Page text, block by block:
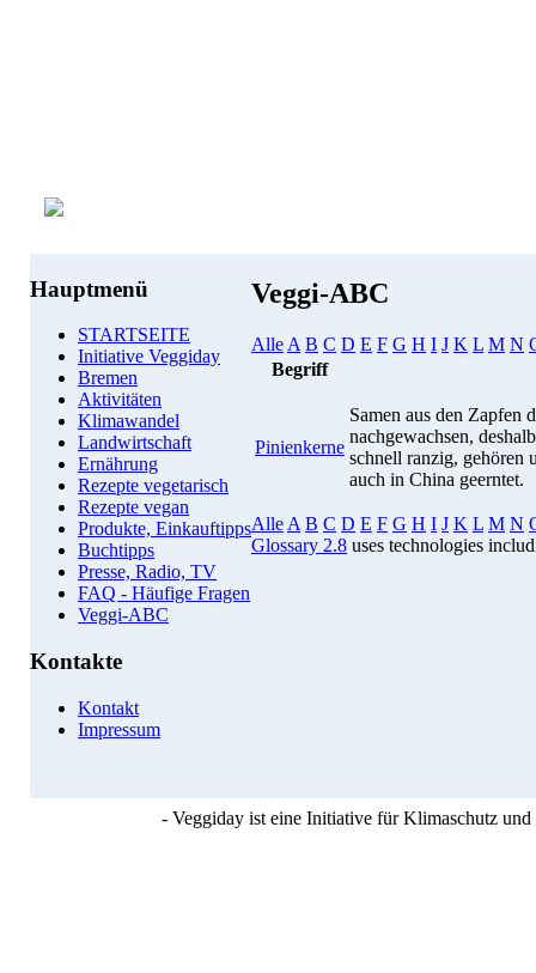
Hauptmenü
STARTSEITE
Initiative Veggiday
Bremen
Aktivitäten
Klimawandel
Landwirtschaft
Ernährung
Rezepte vegetarisch
Rezepte vegan
Produkte, Einkauftipps
Buchtipps
Presse, Radio, TV
FAQ - Häufige Fragen
Veggi-ABC
Kontakte
Kontakt
Impressum
Veggi-ABC
Alle A B C D E F G H I J K L M N
Begriff
Pinienkerne
Samen aus den Zapfen
nachgewachsen,
schnell ranzig, gehören
auch in China geerntet.
Alle A B C D E F G H I J K L M N
Glossary 2.8 uses technologies
- Veggiday ist eine Initiative für Klimaschutz